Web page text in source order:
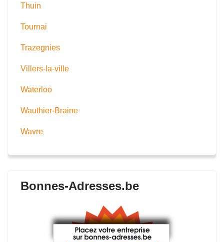
Thuin
Tournai
Trazegnies
Villers-la-ville
Waterloo
Wauthier-Braine
Wavre
Bonnes-Adresses.be